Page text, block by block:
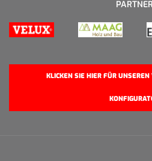
PARTNER
KLICKEN SIE HIER FÜR